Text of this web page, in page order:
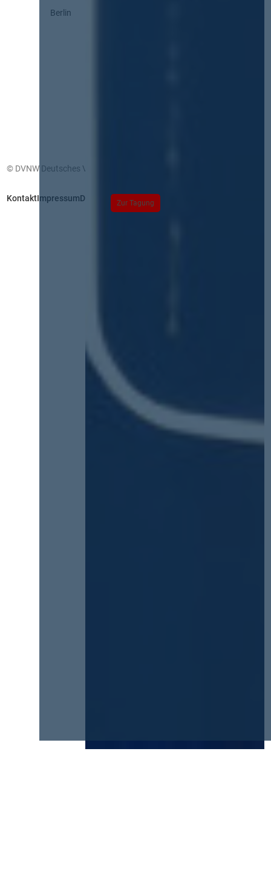
Zur Tagung
Berlin
© DVNW Deutsches Vergabenetzwerk GmbH
KontaktImpressumDatenschutz